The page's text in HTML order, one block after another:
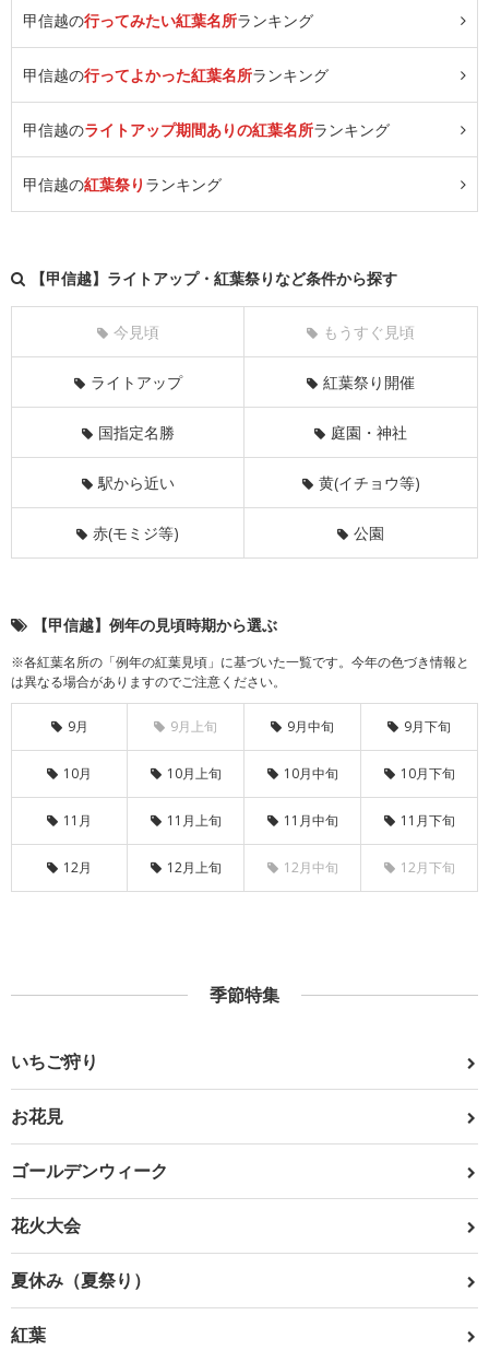
甲信越の行ってみたい紅葉名所ランキング
甲信越の行ってよかった紅葉名所ランキング
甲信越のライトアップ期間ありの紅葉名所ランキング
甲信越の紅葉祭り ランキング
【甲信越】ライトアップ・紅葉祭りなど条件から探す
今見頃 もうすぐ見頃
ライトアップ 紅葉祭り開催
国指定名勝 庭園・神社
駅から近い 黄(イチョウ等)
赤(モミジ等) 公園
【甲信越】例年の見頃時期から選ぶ
※各紅葉名所の「例年の紅葉見頃」に基づいた一覧です。今年の色づき情報と
は異なる場合がありますのでご注意ください。
9月 9月上旬 9月中旬 9月下旬
10月 10月上旬 10月中旬 10月下旬
11月 11月上旬 11月中旬 11月下旬
12月 12月上旬 12月中旬 12月下旬
季節特集
いちご狩り
お花見
ゴールデンウィーク
花火大会
夏休み（夏祭り）
紅葉